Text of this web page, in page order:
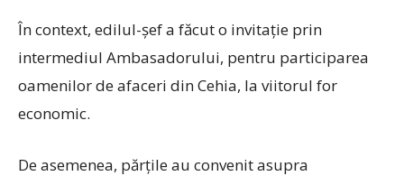
În context, edilul-șef a făcut o invitație prin
intermediul Ambasadorului, pentru participarea
oamenilor de afaceri din Cehia, la viitorul for
economic.
De asemenea, părțile au convenit asupra